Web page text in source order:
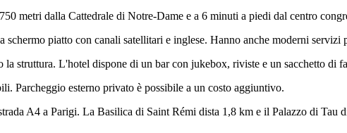
metri dalla Cattedrale di Notre-Dame e a 6 minuti a piedi dal centro
piatto con canali satellitari e inglese. Hanno anche moderni servizi
struttura. L'hotel dispone di un bar con jukebox, riviste e un sacchetto di
Parcheggio esterno privato è possibile a un costo aggiuntivo.
A4 a Parigi. La Basilica di Saint Rémi dista 1,8 km e il Palazzo di